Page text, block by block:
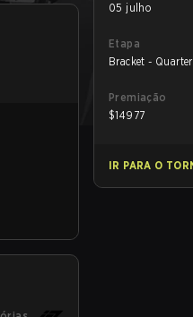
05 julho
Etapa
Bracket -
Premiação
$14977
IR PARA O